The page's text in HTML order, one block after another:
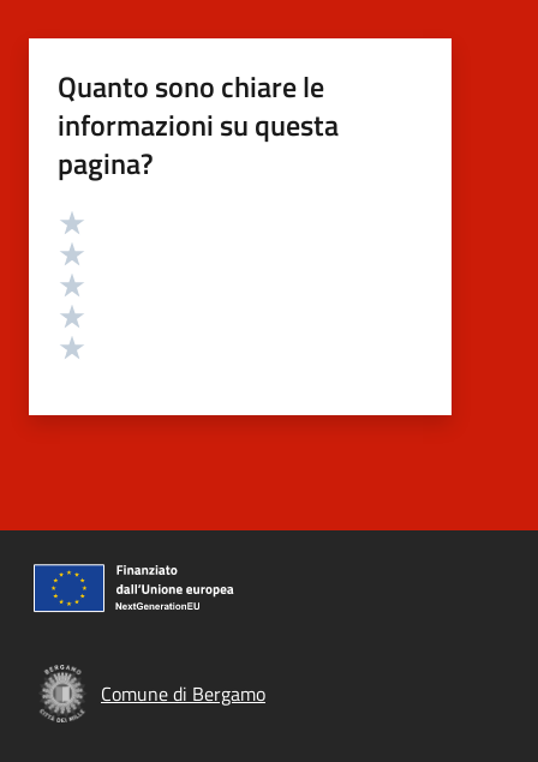
Quanto sono chiare le
informazioni su questa
pagina?
Valutazione
Comune di Bergamo